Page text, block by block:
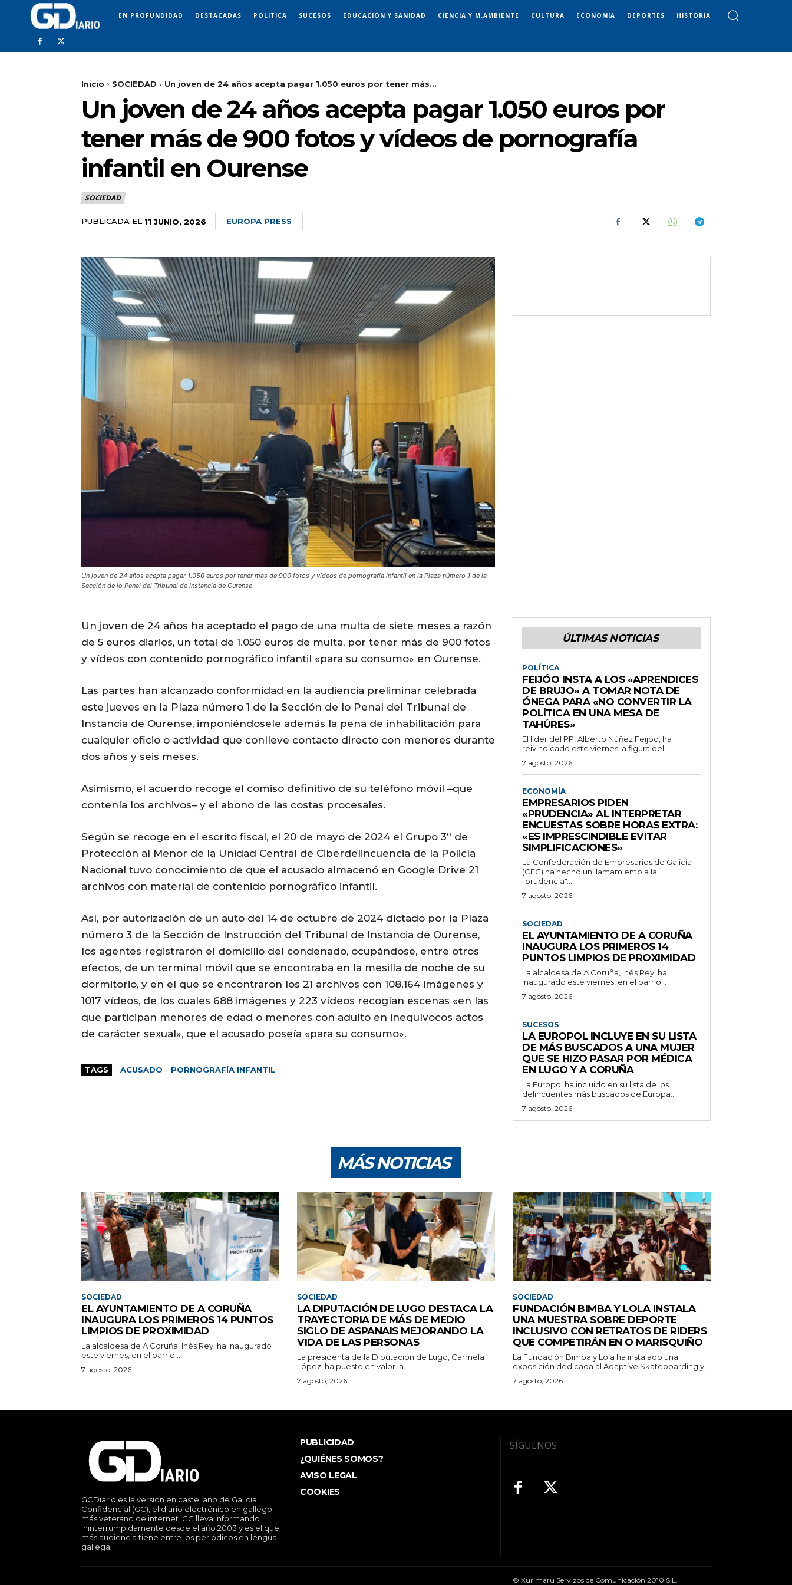
EN PROFUNDIDAD DESTACADAS POLÍTICA SUCESOS EDUCACIÓN Y SANIDAD CIENCIA Y M.AMBIENTE CULTURA ECONOMÍA DEPORTES HISTORIA
Inicio SOCIEDAD Un joven de 24 años acepta pagar 1.050 euros por tener más...
Un joven de 24 años acepta pagar 1.050 euros por
tener más de 900 fotos y vídeos de pornografía
infantil en Ourense
SOCIEDAD
PUBLICADA EL 11 JUNIO, 2026 EUROPA PRESS
Un joven de 24 años acepta pagar 1.050 euros por tener más de 900 fotos y vídeos de pornografía infantil en la Plaza número 1 de la
Sección de lo Penal del Tribunal de Instancia de Ourense
Un joven de 24 años ha aceptado el pago de una multa de siete meses a razón
de 5 euros diarios, un total de 1.050 euros de multa, por tener más de 900 fotos
y vídeos con contenido pornográfico infantil «para su consumo» en Ourense.
Las partes han alcanzado conformidad en la audiencia preliminar celebrada
este jueves en la Plaza número 1 de la Sección de lo Penal del Tribunal de
Instancia de Ourense, imponiéndosele además la pena de inhabilitación para
cualquier oficio o actividad que conlleve contacto directo con menores durante
dos años y seis meses.
Asimismo, el acuerdo recoge el comiso definitivo de su teléfono móvil –que
contenía los archivos– y el abono de las costas procesales.
Según se recoge en el escrito fiscal, el 20 de mayo de 2024 el Grupo 3º de
Protección al Menor de la Unidad Central de Ciberdelincuencia de la Policía
Nacional tuvo conocimiento de que el acusado almacenó en Google Drive 21
archivos con material de contenido pornográfico infantil.
Así, por autorización de un auto del 14 de octubre de 2024 dictado por la Plaza
número 3 de la Sección de Instrucción del Tribunal de Instancia de Ourense,
los agentes registraron el domicilio del condenado, ocupándose, entre otros
efectos, de un terminal móvil que se encontraba en la mesilla de noche de su
dormitorio, y en el que se encontraron los 21 archivos con 108.164 imágenes y
1017 vídeos, de los cuales 688 imágenes y 223 vídeos recogían escenas «en las
que participan menores de edad o menores con adulto en inequívocos actos
de carácter sexual», que el acusado poseía «para su consumo».
TAGS ACUSADO PORNOGRAFÍA INFANTIL
ÚLTIMAS NOTICIAS
POLÍTICA
FEIJÓO INSTA A LOS «APRENDICES
DE BRUJO» A TOMAR NOTA DE
ÓNEGA PARA «NO CONVERTIR LA
POLÍTICA EN UNA MESA DE
TAHÚRES»
El líder del PP, Alberto Núñez Feijóo, ha
reivindicado este viernes la figura del...
7 agosto, 2026
ECONOMÍA
EMPRESARIOS PIDEN
«PRUDENCIA» AL INTERPRETAR
ENCUESTAS SOBRE HORAS EXTRA:
«ES IMPRESCINDIBLE EVITAR
SIMPLIFICACIONES»
La Confederación de Empresarios de Galicia
(CEG) ha hecho un llamamiento a la
"prudencia"...
7 agosto, 2026
SOCIEDAD
EL AYUNTAMIENTO DE A CORUÑA
INAUGURA LOS PRIMEROS 14
PUNTOS LIMPIOS DE PROXIMIDAD
La alcaldesa de A Coruña, Inés Rey, ha
inaugurado este viernes, en el barrio...
7 agosto, 2026
SUCESOS
LA EUROPOL INCLUYE EN SU LISTA
DE MÁS BUSCADOS A UNA MUJER
QUE SE HIZO PASAR POR MÉDICA
EN LUGO Y A CORUÑA
La Europol ha incluido en su lista de los
delincuentes más buscados de Europa...
7 agosto, 2026
MÁS NOTICIAS
SOCIEDAD
EL AYUNTAMIENTO DE A CORUÑA
INAUGURA LOS PRIMEROS 14 PUNTOS
LIMPIOS DE PROXIMIDAD
La alcaldesa de A Coruña, Inés Rey, ha inaugurado
este viernes, en el barrio...
7 agosto, 2026
SOCIEDAD
LA DIPUTACIÓN DE LUGO DESTACA LA
TRAYECTORIA DE MÁS DE MEDIO
SIGLO DE ASPANAIS MEJORANDO LA
VIDA DE LAS PERSONAS
La presidenta de la Diputación de Lugo, Carmela
López, ha puesto en valor la...
7 agosto, 2026
SOCIEDAD
FUNDACIÓN BIMBA Y LOLA INSTALA
UNA MUESTRA SOBRE DEPORTE
INCLUSIVO CON RETRATOS DE RIDERS
QUE COMPETIRÁN EN O MARISQUIÑO
La Fundación Bimba y Lola ha instalado una
exposición dedicada al Adaptive Skateboarding y...
7 agosto, 2026
GCDiario es la versión en castellano de Galicia
Confidencial (GC), el diario electrónico en gallego
más veterano de internet. GC lleva informando
ininterrumpidamente desde el año 2003 y es el que
más audiencia tiene entre los periódicos en lengua
gallega.
PUBLICIDAD
¿QUIÉNES SOMOS?
AVISO LEGAL
COOKIES
SÍGUENOS
© Xurimaru Servizos de Comunicación 2010 S.L.